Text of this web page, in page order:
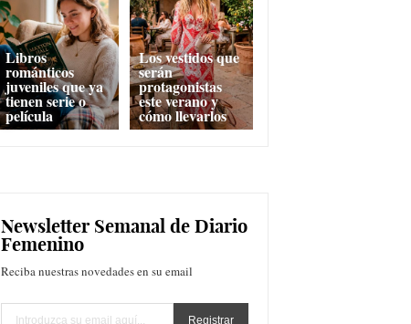
Libros
románticos
juveniles que ya
tienen serie o
película
Los vestidos que
serán
protagonistas
este verano y
cómo llevarlos
Newsletter Semanal de Diario
Femenino
Reciba nuestras novedades en su email